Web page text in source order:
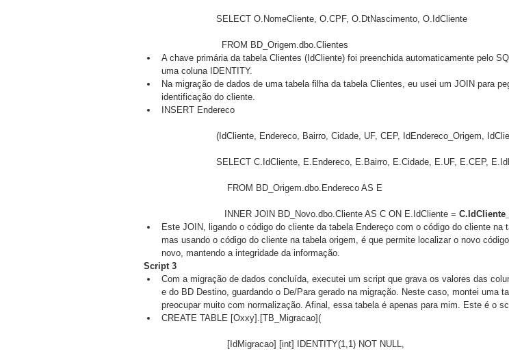
		SELECT O.NomeCliente, O.CPF, O.DtNascimento, O.IdCliente
		  FROM BD_Origem.dbo.Clientes
A chave primária da tabela Clientes (IdCliente) foi preenchida automaticamente pelo
uma coluna IDENTITY.
Na migração de dados de uma tabela filha da tabela Clientes, eu usei um JOIN para
identificação do cliente.
INSERT Endereco
(IdCliente, Endereco, Bairro, Cidade, UF, CEP, IdEndereco_Origem,
SELECT C.IdCliente, E.Endereco, E.Bairro, E.Cidade, E.UF, E.CEP,
		    FROM BD_Origem.dbo.Endereco AS E
		   INNER JOIN BD_Novo.dbo.Cliente AS C ON E.IdCliente =
Este JOIN, ligando o código do cliente da tabela Endereço com o código do cliente na
mas usando o código do cliente na tabela origem, é que permite localizar o novo
novo, mantendo a integridade da informação.
Script 3
Com a migração de dados concluída, executei um script que grava os valores das
e do BD Destino, guardando o De/Para gerado na migração. Neste caso, montei uma
preocupar muito com normalização. Afinal, essa tabela é apenas para mim. Este é o
CREATE TABLE [Oxxy].[TB_Migracao](
		    [IdMigracao] [int] IDENTITY(1,1) NOT NULL,